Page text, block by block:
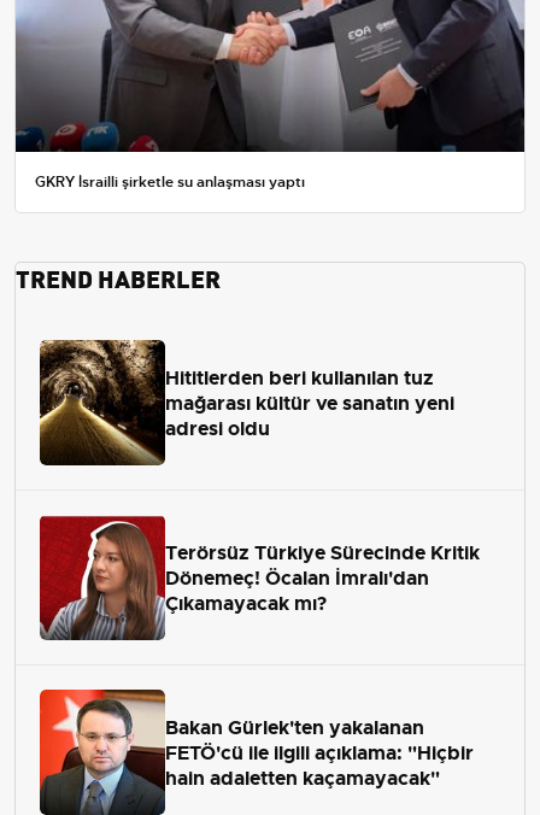
GKRY İsrailli şirketle su anlaşması yaptı
TREND HABERLER
Hititlerden beri kullanılan tuz
mağarası kültür ve sanatın yeni
adresi oldu
Terörsüz Türkiye Sürecinde Kritik
Dönemeç! Öcalan İmralı'dan
Çıkamayacak mı?
Bakan Gürlek'ten yakalanan
FETÖ'cü ile ilgili açıklama: "Hiçbir
hain adaletten kaçamayacak"